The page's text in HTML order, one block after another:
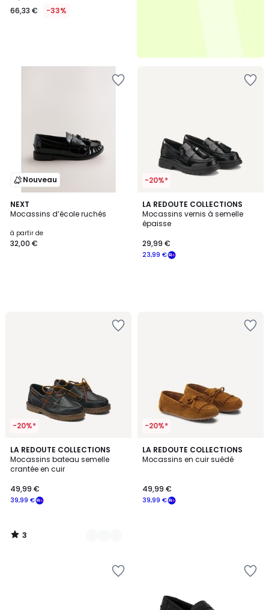
66,33 € -33%
Nouveau
NEXT
Mocassins d’école ruchés
à partir de
32,00 €
-20%*
LA REDOUTE COLLECTIONS
Mocassins vernis à semelle
épaisse
23,99 €
29,99 €
-20%*
LA REDOUTE COLLECTIONS
Mocassins bateau semelle
crantée en cuir
39,99 €
49,99 €
3
/
5
2
Couleurs
3
/
-20%*
LA REDOUTE COLLECTIONS
Mocassins en cuir suédé
39,99 €
49,99 €